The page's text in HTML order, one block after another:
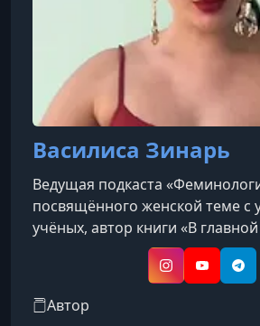
Василиса Зинарь
Ведущая подкаста
посвящённого женской теме с
учёных, автор книги «В
архетипам новой
АСТ. Эксперт в сфере
сотрудничала с журналами YES!,
InstagramYouTube
Автор